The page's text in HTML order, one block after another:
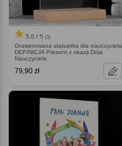
5.0 / 5 (1)
Grawerowana statuetka dla nauczyciela
DEFINICJA Prezent z okazji Dnia
Nauczyciela
79,90 zł